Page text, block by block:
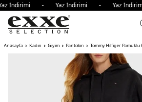
İndirimi - Yaz İndirimi - Yaz
Anasayfa Kadın Giyim Pantolon